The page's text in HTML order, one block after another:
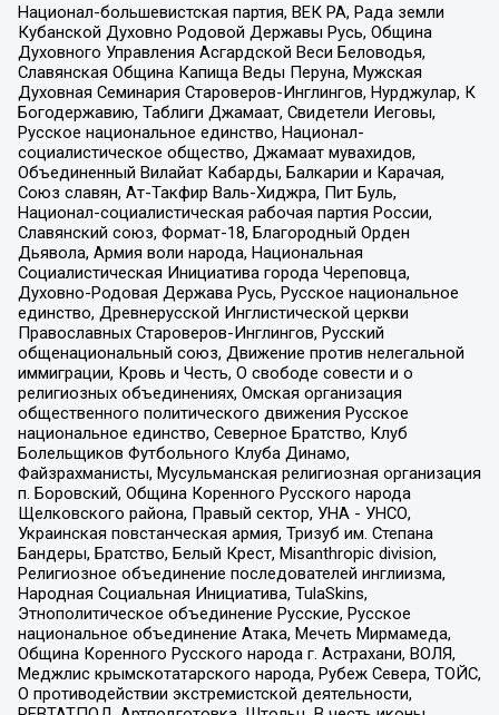
Национал-большевистская партия, ВЕК РА, Рада земли
Кубанской Духовно Родовой Державы Русь, Община
Духовного Управления Асгардской Веси Беловодья,
Славянская Община Капища Веды Перуна, Мужская
Духовная Семинария Староверов-Инглингов, Нурджулар, К
Богодержавию, Таблиги Джамаат, Свидетели Иеговы,
Русское национальное единство, Национал-
социалистическое общество, Джамаат мувахидов,
Объединенный Вилайат Кабарды, Балкарии и Карачая,
Союз славян, Ат-Такфир Валь-Хиджра, Пит Буль,
Национал-социалистическая рабочая партия России,
Славянский союз, Формат-18, Благородный Орден
Дьявола, Армия воли народа, Национальная
Социалистическая Инициатива города Череповца,
Духовно-Родовая Держава Русь, Русское национальное
единство, Древнерусской Инглистической церкви
Православных Староверов-Инглингов, Русский
общенациональный союз, Движение против нелегальной
иммиграции, Кровь и Честь, О свободе совести и о
религиозных объединениях, Омская организация
общественного политического движения Русское
национальное единство, Северное Братство, Клуб
Болельщиков Футбольного Клуба Динамо,
Файзрахманисты, Мусульманская религиозная организация
п. Боровский, Община Коренного Русского народа
Щелковского района, Правый сектор, УНА - УНСО,
Украинская повстанческая армия, Тризуб им. Степана
Бандеры, Братство, Белый Крест, Misanthropic division,
Религиозное объединение последователей инглиизма,
Народная Социальная Инициатива, TulaSkins,
Этнополитическое объединение Русские, Русское
национальное объединение Атака, Мечеть Мирмамеда,
Община Коренного Русского народа г. Астрахани, ВОЛЯ,
Меджлис крымскотатарского народа, Рубеж Севера, ТОЙС,
О противодействии экстремистской деятельности,